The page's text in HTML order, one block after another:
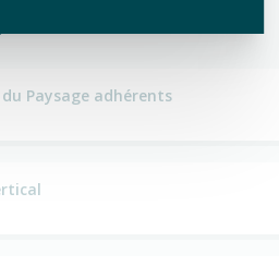
Paysage adhérents